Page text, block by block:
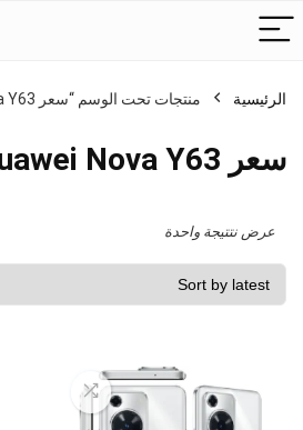
الرئيسية منتجات تحت الوسم “سعر Huawei Nova Y63”
سعر Huawei Nova Y63
عرض نتتيجة واحدة